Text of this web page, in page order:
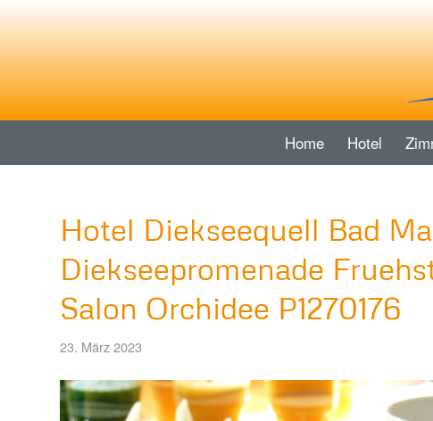
Home Hotel
Hotel Diekseequell Bad
Diekseepromenade
Salon Orchidee P1270176
23. März 2023